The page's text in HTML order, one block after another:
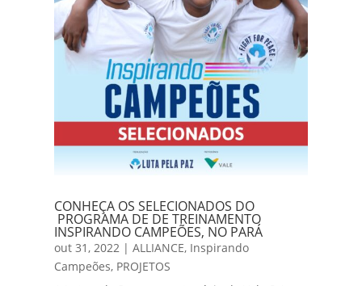
CONHEÇA OS SELECIONADOS DO
PROGRAMA DE DE TREINAMENTO
INSPIRANDO CAMPEÕES, NO PARÁ
out 31, 2022 |ALLIANCE, Inspirando
Campeões, PROJETOS